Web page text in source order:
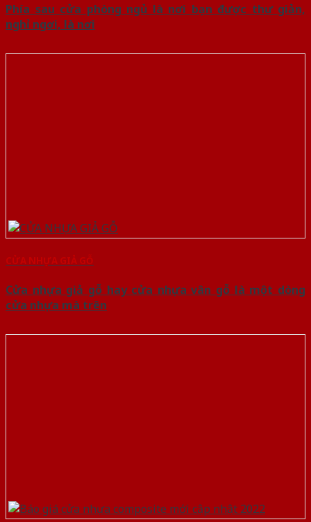
Phía sau cửa phòng ngủ là nơi bạn được thư giản,
nghỉ ngơi, là nơi
CỬA NHỰA GIẢ GỖ
Cửa nhựa giả gỗ hay cửa nhựa vân gỗ là một dòng
cửa nhựa mà trên